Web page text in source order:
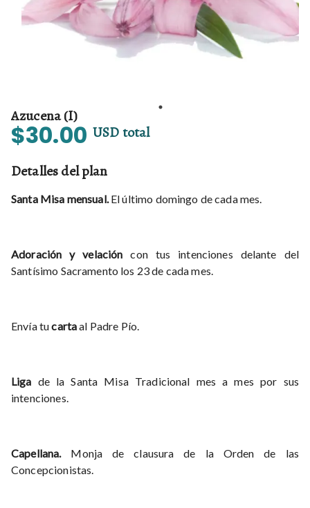
Azucena (I)
$30.00 USDtotal
Detalles del plan
Santa Misa mensual.El último domingo de cada mes.
Adoración y velación con tus intenciones delante del
Santísimo Sacramento los 23 de cada mes.
Envía tucartaal Padre Pío.
Liga de la Santa Misa Tradicional mes a mes por sus
intenciones.
Capellana.Monja de clausura de la Orden de las
Concepcionistas.